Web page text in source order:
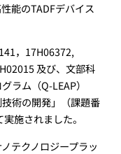
能のTADFデバイス
，17H06372,
及び、文部科
ラム（Q-LEAP）
術の開発」（課題番
施されました。
テクノロジープラッ